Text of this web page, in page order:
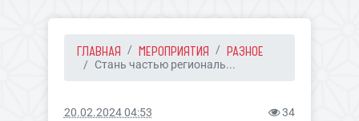
ГЛАВНАЯ МЕРОПРИЯТИЯ РАЗНОЕ
Стань частью региональ...
20.02.2024 04:53 34